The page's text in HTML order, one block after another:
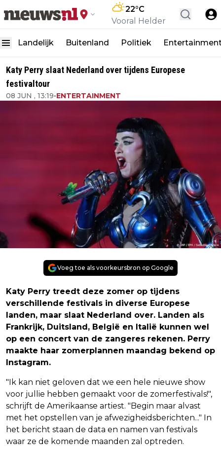
22°C
Vooral Helder
Landelijk Buitenland Politiek
Katy Perry slaat Nederland over tijdens Europese
festivaltour
08 JUN , 13:19•ENTERTAINMENT
Voeg toe als voorkeursbron op Google
Katy Perry treedt deze zomer op tijdens
verschillende festivals in diverse Europese
landen, maar slaat Nederland over. Landen als
Frankrijk, Duitsland, België en Italië kunnen wel
op een concert van de zangeres rekenen. Perry
maakte haar zomerplannen maandag bekend op
Instagram.
"Ik kan niet geloven dat we een hele nieuwe show
voor jullie hebben gemaakt voor de zomerfestivals!",
schrijft de Amerikaanse artiest. "Begin maar alvast
met het opstellen van je afwezigheidsberichten..." In
het bericht staan de data en namen van festivals
waar ze de komende maanden zal optreden.